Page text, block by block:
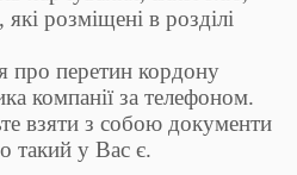
розміщені в розділі
про перетин кордону
компанії за телефоном.
взяти з собою документи
такий у Вас є.